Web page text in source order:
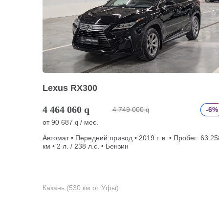
Lexus RX300
4 464 060 q 4 749 000 q
-6%
от90 687 q / мес.
Автомат • Передний привод • 2019 г. в. • Пробег: 63
км • 2 л. / 238 л.с. • Бензин
Казань (530 км от Уфы)